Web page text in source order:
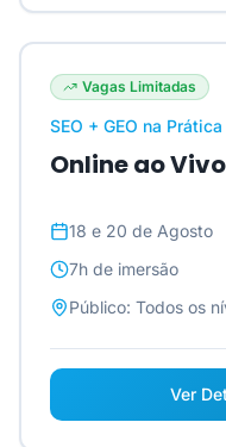
Vagas Limitadas
SEO + GEO na
Online ao
18 e 20 de Agosto
7h de imersão
Público: Todos os
Ver